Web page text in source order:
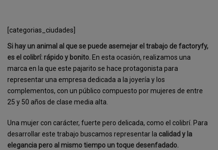
[categorias_ciudades]
Si hay un animal al que se puede asemejar el trabajo de factoryfy,
es el colibrí: rápido y bonito. En esta ocasión, realizamos una
marca en la que este pajarito se hace protagonista para
representar una empresa dedicada a la joyería y los
complementos, con un público compuesto por mujeres de entre
25 y 50 años de clase media alta.
Una mujer con carácter, fuerte pero delicada, como el colibrí. Para
desarrollar este trabajo buscamos representar la calidad y la
elegancia pero al mismo tiempo un toque desenfadado.